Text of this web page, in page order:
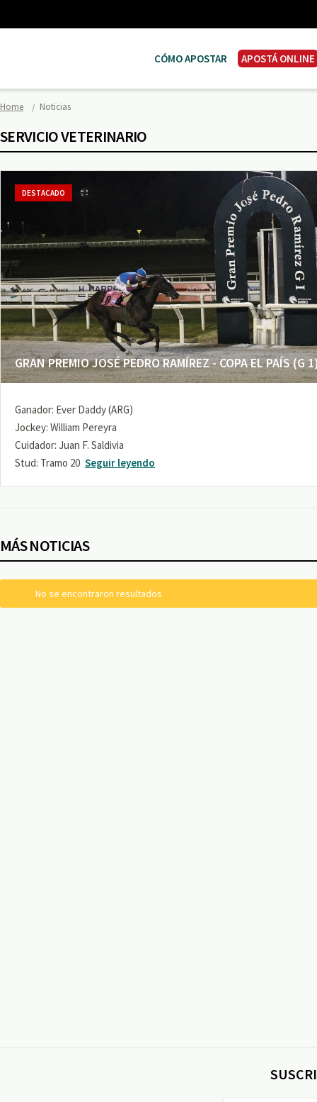
CÓMO APOSTAR APOSTÁ ONLINE
Home Noticias
SERVICIO VETERINARIO
GRAN PREMIO JOSÉ PEDRO RAMÍREZ - COPA EL PAÍS (G
DESTACADO
Ganador: Ever Daddy (ARG)
Jockey: William Pereyra
Cuidador: Juan F. Saldivia
Stud: Tramo 20 Seguir leyendo
MÁS NOTICIAS
No se encontraron resultados